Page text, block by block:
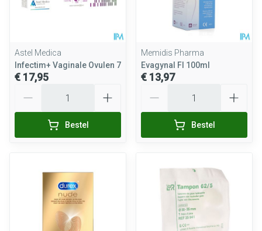
Astel Medica
Infectim+ Vaginale Ovulen 7
€ 17,95
Bestel
Memidis Pharma
Evagynal Fl 100ml
€ 13,97
Bestel